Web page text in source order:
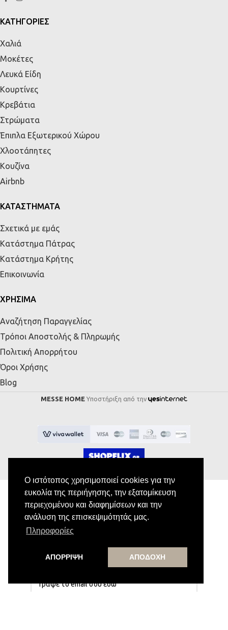
Ο ιστότοπος χρησιμοποιεί cookies για την
ευκολία της περιήγησης, την εξατομίκευση
περιεχομένου και διαφημίσεων και την
ανάλυση της επισκεψιμότητάς μας.
Πληροφορίες
ΑΠΟΡΡΙΨΗ ΑΠΟΔΟΧΗ
ΚΑΤΗΓΟΡΙΕΣ
Χαλιά
Μοκέτες
Λευκά Είδη
Κουρτίνες
Κρεβάτια
Στρώματα
Έπιπλα Εξωτερικού Χώρου
Χλοοτάπητες
Κουζίνα
Airbnb
ΚΑΤΑΣΤΗΜΑΤΑ
Σχετικά με εμάς
Κατάστημα Πάτρας
Κατάστημα Κρήτης
Επικοινωνία
ΧΡΗΣΙΜΑ
Αναζήτηση Παραγγελίας
Τρόποι Αποστολής & Πληρωμής
Πολιτική Απορρήτου
Όροι Χρήσης
Blog
MESSE HOME Υποστήριξη από την
Εγγραφή στο Newsletter
λαμβάνεις αποκλειστικές προσφορές.